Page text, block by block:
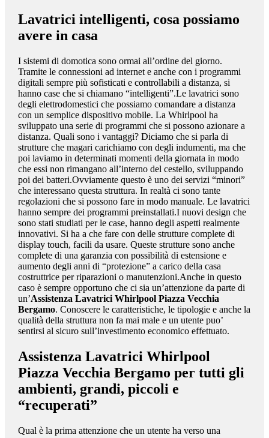
Lavatrici intelligenti, cosa possiamo
avere in casa
I sistemi di domotica sono ormai all’ordine del giorno.
Tramite le connessioni ad internet e anche con i programmi
digitali sempre più sofisticati e controllabili a distanza, si
hanno case che si chiamano “intelligenti”.Le lavatrici sono
degli elettrodomestici che possiamo comandare a distanza
con un semplice dispositivo mobile. La Whirlpool ha
sviluppato una serie di programmi che si possono azionare a
distanza. Quali sono i vantaggi? Diciamo che si parla di
strutture che magari carichiamo con degli indumenti, ma che
poi laviamo in determinati momenti della giornata in modo
che essi non rimangano all’interno del cestello, sviluppando
poi dei batteri.Ovviamente questo è uno dei servizi “minori”
che interessano questa struttura. In realtà ci sono tante
regolazioni che si possono fare in modo manuale. Le lavatrici
hanno sempre dei programmi preinstallati.I nuovi design che
sono stati studiati per le case, hanno degli aspetti realmente
innovativi. Si ha a che fare con delle strutture complete di
display touch, facili da usare. Queste strutture sono anche
complete di una garanzia con possibilità di estensione e
aumento degli anni di “protezione” a carico della casa
costruttrice per riparazioni o manutenzioni.Anche in questo
caso è sempre opportuno che ci sia un’attenzione da parte di
un’Assistenza Lavatrici Whirlpool Piazza Vecchia
Bergamo. Conoscere le caratteristiche, le tipologie e anche la
qualità della struttura non fa mai male e un utente puo’
sentirsi al sicuro sull’investimento economico effettuato.
Assistenza Lavatrici Whirlpool
Piazza Vecchia Bergamo per tutti gli
ambienti, grandi, piccoli e
“recuperati”
Qual è la prima attenzione che un utente ha verso una